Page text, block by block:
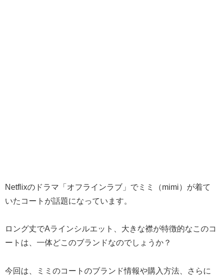
Netflixのドラマ「オフラインラブ」でミミ（mimi）が着て
いたコートが話題になっています。
ロング丈でAラインシルエット、大きな襟が特徴的なこのコ
ートは、一体どこのブランドなのでしょうか？
今回は、ミミのコートのブランド情報や購入方法、さらに